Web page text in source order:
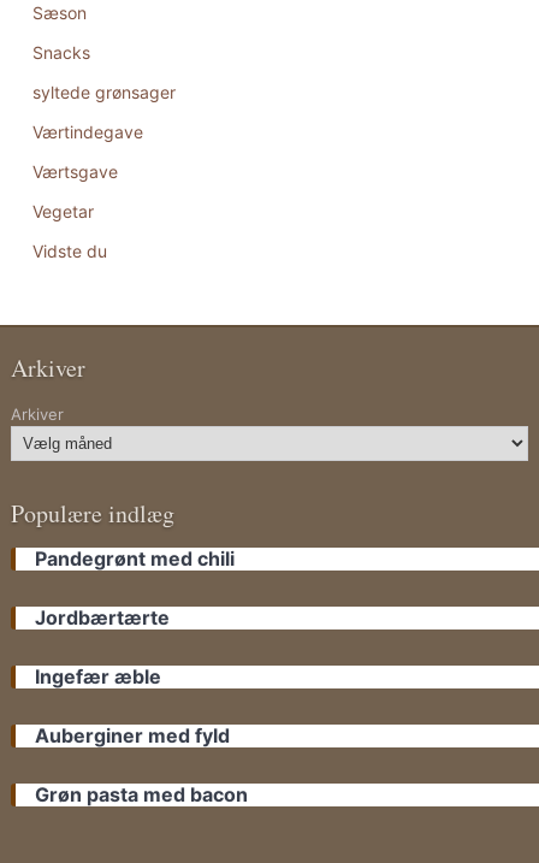
Sæson
Snacks
syltede grønsager
Værtindegave
Værtsgave
Vegetar
Vidste du
Arkiver
Arkiver
Populære indlæg
Pandegrønt med chili
Jordbærtærte
Ingefær æble
Auberginer med fyld
Grøn pasta med bacon